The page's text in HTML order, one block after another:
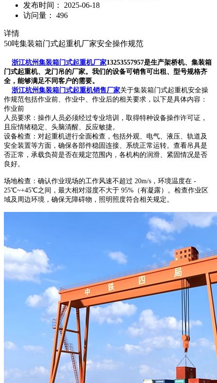
发布时间：
2025-06-18
访问量：
496
详情
50吨集装箱门式起重机厂家安全操作规范
浙江杭州集装箱门式起重机厂家13253557957是生产架桥机、集装箱
门式起重机、龙门吊的厂家。我们的设备可销售可出租、型号规格齐
全，能够满足不同客户的需要。
浙江杭州集装箱门式起重机销售厂家关于集装箱门式起重机安全操
作规范包括作业前、作业中、作业后的相关要求，以下是具体内容：
作业前
人员要求：操作人员必须经过专业培训，取得特种设备操作许可证，
且应情绪稳定、头脑清醒、反应敏捷。
设备检查：对起重机进行全面检查，包括外观、电气、液压、轨道及
安全装置等方面，确保各部件稳固连接、系统正常运转。查看吊具是
否正常，承载负荷是否在规定范围内，各机构的润滑、紧固情况是否
良好。
场地检查：确认作业现场的工作风速不超过 20m/s，环境温度在 -
25℃~+45℃之间，最大相对湿度不大于 95%（有凝露）。检查作业区
域及周边环境，确保无障碍物，照明照度符合相关规定。